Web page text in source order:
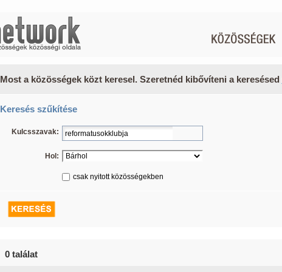
Most a közösségek közt keresel. Szeretnéd kibővíteni a keresésed
Keresés szűkítése
Kulcsszavak:
Hol:
csak nyitott közösségekben
0 találat